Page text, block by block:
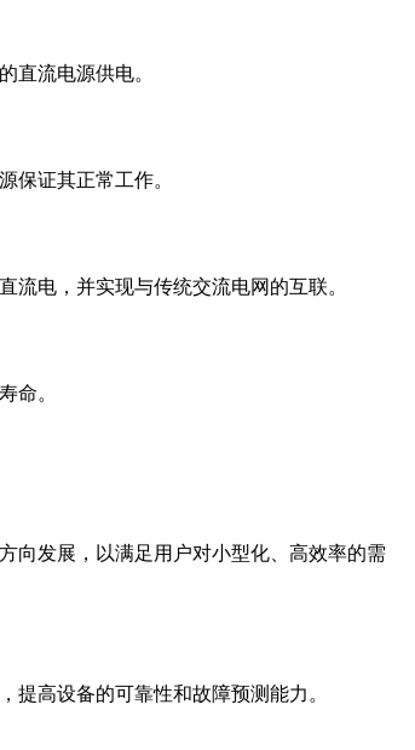
直流电源供电。
保证其正常工作。
电，并实现与传统交流电网的互联。
命。
向发展，以满足用户对小型化、高效率的需
高设备的可靠性和故障预测能力。